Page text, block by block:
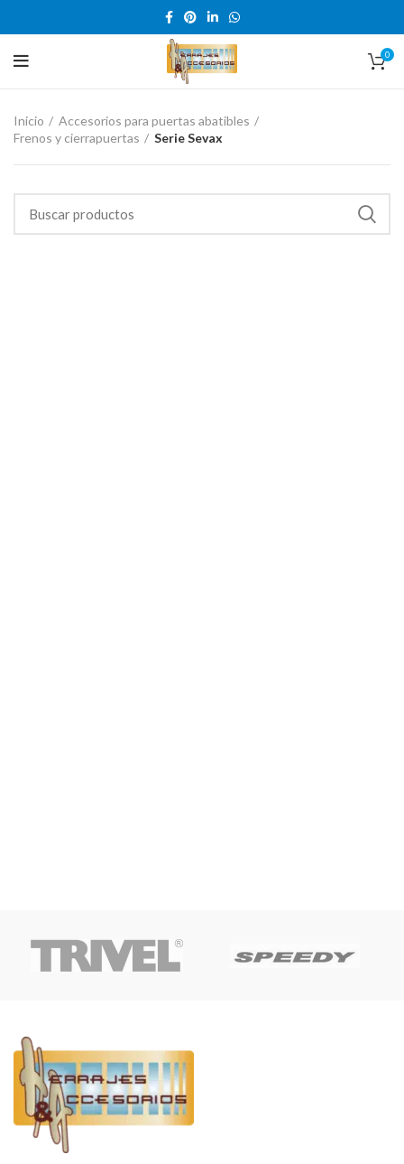
0
Inicio
Accesorios para puertas abatibles
Frenos y cierrapuertas
Serie Sevax